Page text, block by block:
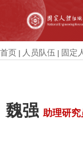
首页 人员队伍 固定
魏强 助理研究